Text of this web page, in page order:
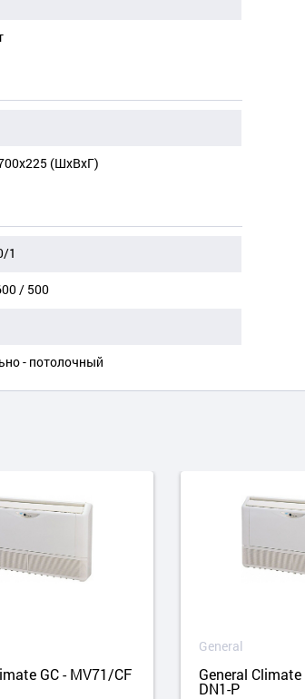
(ШхВхГ)
1
/ 500
- потолочный
GC - MV71/CF
General
General
DN1-P